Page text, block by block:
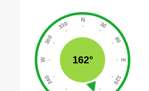
162°